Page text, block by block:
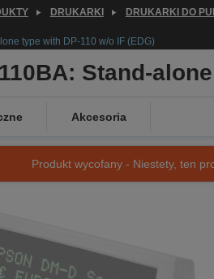
DRUKARKI DRUKARKI DO
type with DP-110 w/o IF (EDG)
Stand-
Akcesoria
Produkt wycofany - Niestety, ten